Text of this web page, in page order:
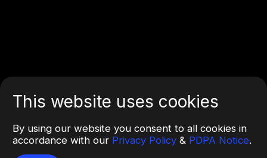
This website uses cookies
By using our website you consent to all cookies in
accordance with our Privacy Policy & PDPA Notice.